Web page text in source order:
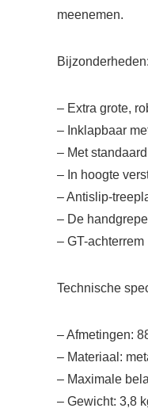
meenemen.
Bijzonderheden:
– Extra grote,
– Inklapbaar
– Met standaard
– In hoogte
– Antislip-
– De
– GT-achterrem
Technische
– Afmetingen:
– Materiaal:
– Maximale
– Gewicht: 3,8